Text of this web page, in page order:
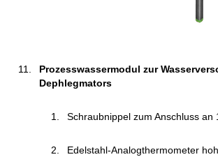
Prozesswassermodul zur
Dephlegmators
Schraubnippel zum Anschluss an
Edelstahl-Analogthermometer